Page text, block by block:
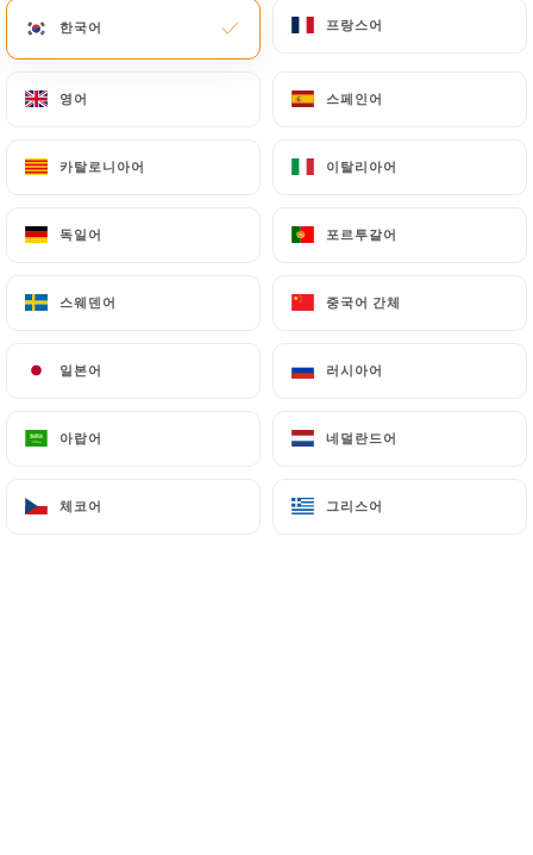
한국어 프랑스어
영어 스페인어
카탈로니아어 이탈리아어
독일어 포르투갈어
스웨덴어 중국어 간체
일본어 러시아어
아랍어 네덜란드어
체코어 그리스어
한국어 프랑스어
영어 스페인어
카탈로니아어 이탈리아어
독일어 포르투갈어
스웨덴어 중국어 간체
일본어 러시아어
아랍어 네덜란드어
체코어 그리스어